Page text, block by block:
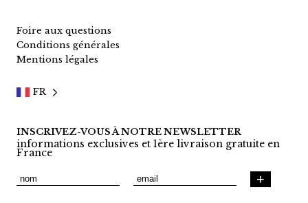
Foire aux questions
Conditions générales
Mentions légales
FR
INSCRIVEZ-VOUS À NOTRE NEWSLETTER
informations exclusives et 1ère livraison gratuite en
France